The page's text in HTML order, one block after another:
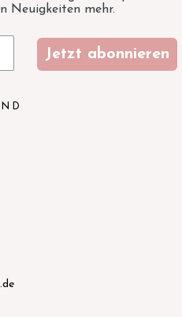
Neuigkeiten mehr.
Jetzt abonnieren